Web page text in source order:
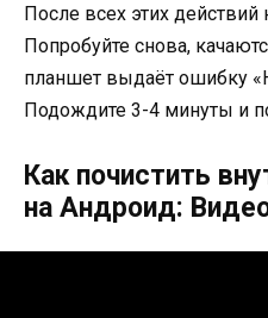
После всех этих действий
Попробуйте снова,
планшет выдаёт ошибку
Подождите 3-4 минуты и
Как почистить
на Андроид: